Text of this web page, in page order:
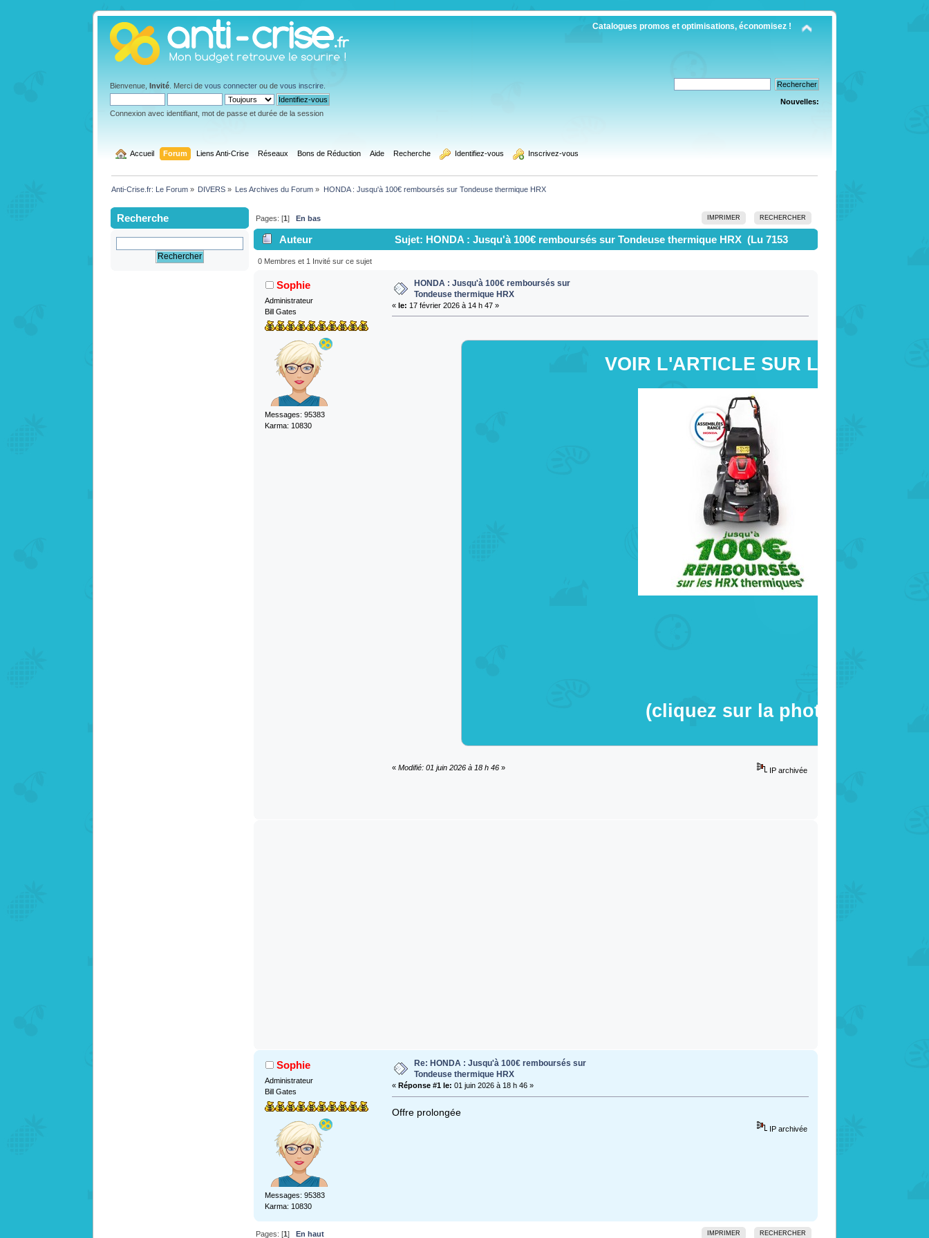
Catalogues promos et optimisations, économisez !
Bienvenue,Invité . Merci devous connecter ou devous inscrire
Connexion avec identifiant, mot de passe et durée de la session
Nouvelles:
Accueil Forum Liens Anti-Crise Réseaux Bons de Réduction Aide Recherche Identifiez-vous Inscrivez-vous
Anti-Crise.fr: Le Forum» DIVERS» Les Archives du Forum » HONDA : Jusqu'à 100€ remboursés sur Tondeuse thermique HRX
Recherche IMPRIMER RECHERCHER
Pages: [1] En bas
Auteur
Sujet: HONDA : Jusqu'à 100€ remboursés sur Tondeuse thermique HRX (Lu 7153
fois)
0 Membres et 1 Invité sur ce sujet
Sophie
Administrateur
Bill Gates
Messages: 95383
Karma: 10830
HONDA : Jusqu'à 100€ remboursés sur
Tondeuse thermique HRX
«le: 17 février 2026 à 14 h 47 »
VOIR L'ARTICLE SUR LE SITE
(cliquez sur la photo)
«Modifié: 01 juin 2026 à 18 h 46» IP archivée
Sophie
Administrateur
Bill Gates
Messages: 95383
Karma: 10830
Re: HONDA : Jusqu'à 100€ remboursés sur
Tondeuse thermique HRX
« Réponse #1 le: 01 juin 2026 à 18 h 46 »
Offre prolongée
IP archivée
IMPRIMER RECHERCHER
Pages: [1] En haut